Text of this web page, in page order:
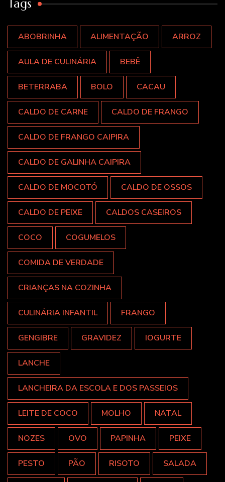
Tags
ABOBRINHA ALIMENTAÇÃO ARROZ
AULA DE CULINÁRIA BEBÊ
BETERRABA BOLO CACAU
CALDO DE CARNE CALDO DE FRANGO
CALDO DE FRANGO CAIPIRA
CALDO DE GALINHA CAIPIRA
CALDO DE MOCOTÓ CALDO DE OSSOS
CALDO DE PEIXE CALDOS CASEIROS
COCO COGUMELOS
COMIDA DE VERDADE
CRIANÇAS NA COZINHA
CULINÁRIA INFANTIL FRANGO
GENGIBRE GRAVIDEZ IOGURTE
LANCHE
LANCHEIRA DA ESCOLA E DOS PASSEIOS
LEITE DE COCO MOLHO NATAL
NOZES OVO PAPINHA PEIXE
PESTO PÃO RISOTO SALADA